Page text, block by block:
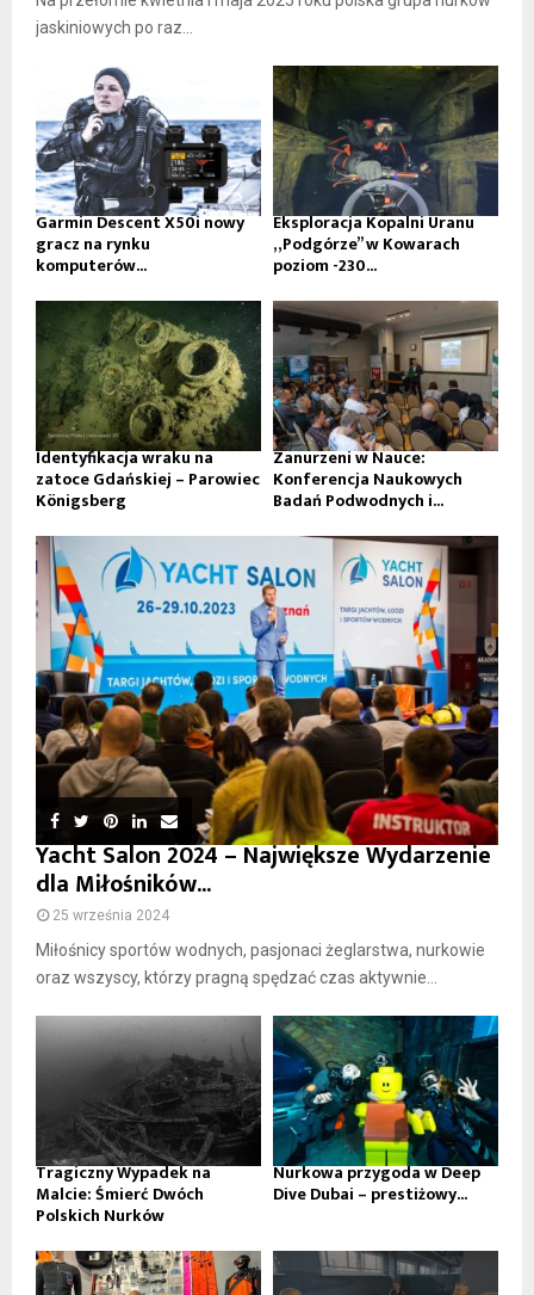
jaskiniowych po raz...
Garmin Descent X50i nowy
gracz na rynku
komputerów...
Eksploracja Kopalni Uranu
„Podgórze” w Kowarach
poziom -230...
Identyfikacja wraku na
zatoce Gdańskiej – Parowiec
Königsberg
Zanurzeni w Nauce:
Konferencja Naukowych
Badań Podwodnych i...
Yacht Salon 2024 – Największe Wydarzenie
dla Miłośników...
25 września 2024
Miłośnicy sportów wodnych, pasjonaci żeglarstwa, nurkowie
oraz wszyscy, którzy pragną spędzać czas aktywnie...
Tragiczny Wypadek na
Malcie: Śmierć Dwóch
Polskich Nurków
Nurkowa przygoda w Deep
Dive Dubai – prestiżowy...